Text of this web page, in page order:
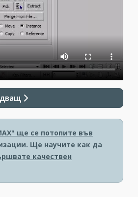
ще се потопите във
Ще научите как да
качествен